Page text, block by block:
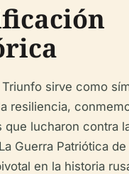
sirve como
resiliencia,
que lucharon contra
Guerra Patriótica de
en la historia